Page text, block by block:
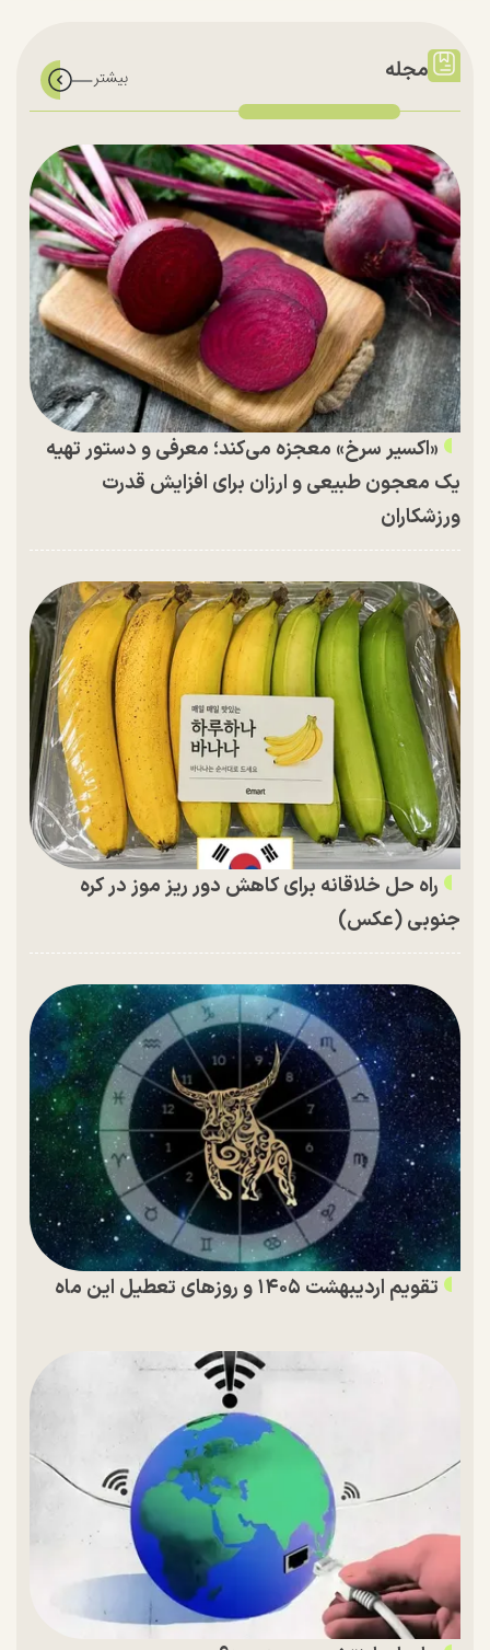
مجله
«اکسیر سرخ» معجزه می‌کند؛ معرفی و دستور تهیه
یک معجون طبیعی و ارزان برای افزایش قدرت
ورزشکاران
راه حل خلاقانه برای کاهش دور ریز موز در کره
جنوبی (عکس)
تقویم اردیبهشت ۱۴۰۵ و روز‌های تعطیل این ماه